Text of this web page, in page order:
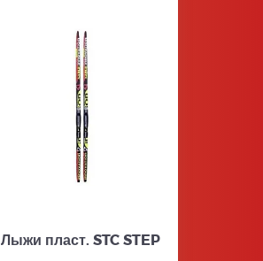
Лыжи пласт. STC STEP